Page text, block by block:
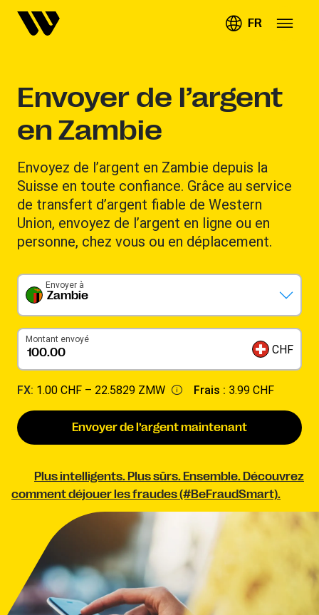
FR
Envoyer de l’argent
en Zambie
Envoyez de l’argent en Zambie depuis la
Suisse en toute confiance. Grâce au service
de transfert d’argent fiable de Western
Union, envoyez de l’argent en ligne ou en
personne, chez vous ou en déplacement.
Zambie
Envoyer à
Montant envoyé
CHF
FX: 1.00 CHF – 22.5829 ZMW Frais : 3.99 CHF
Envoyer de l’argent maintenant
Plus intelligents. Plus sûrs. Ensemble. Découvrez
comment déjouer les fraudes (#BeFraudSmart).